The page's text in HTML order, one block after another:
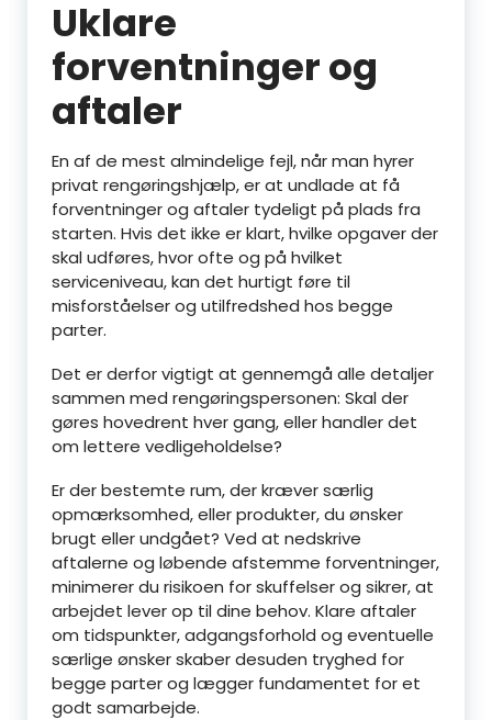
Uklare
forventninger og
aftaler
En af de mest almindelige fejl, når man hyrer
privat rengøringshjælp, er at undlade at få
forventninger og aftaler tydeligt på plads fra
starten. Hvis det ikke er klart, hvilke opgaver der
skal udføres, hvor ofte og på hvilket
serviceniveau, kan det hurtigt føre til
misforståelser og utilfredshed hos begge
parter.
Det er derfor vigtigt at gennemgå alle detaljer
sammen med rengøringspersonen: Skal der
gøres hovedrent hver gang, eller handler det
om lettere vedligeholdelse?
Er der bestemte rum, der kræver særlig
opmærksomhed, eller produkter, du ønsker
brugt eller undgået? Ved at nedskrive
aftalerne og løbende afstemme forventninger,
minimerer du risikoen for skuffelser og sikrer, at
arbejdet lever op til dine behov. Klare aftaler
om tidspunkter, adgangsforhold og eventuelle
særlige ønsker skaber desuden tryghed for
begge parter og lægger fundamentet for et
godt samarbejde.